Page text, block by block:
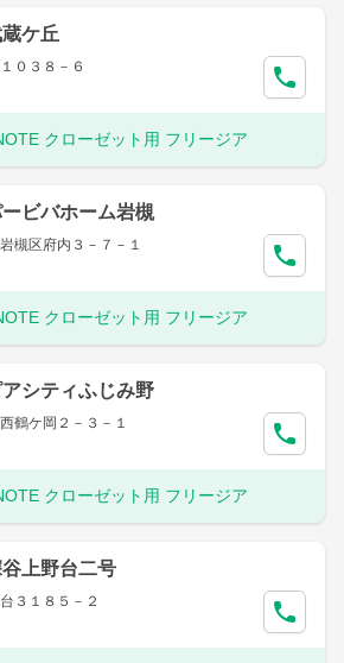
ケ丘
０３８－６
クローゼット用 フリージア
ビバホーム岩槻
槻区府内３－７－１
クローゼット用 フリージア
シティふじみ野
鶴ケ岡２－３－１
クローゼット用 フリージア
上野台二号
３１８５－２